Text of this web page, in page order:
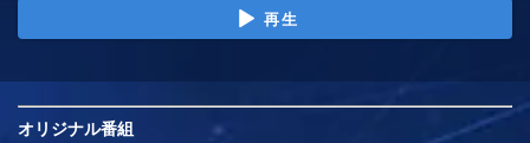
再生
オリジナル番組